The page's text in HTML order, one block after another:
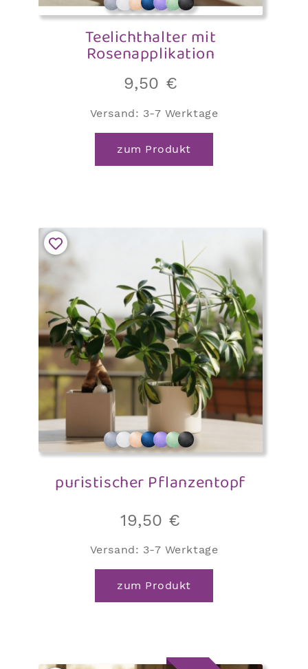
Teelichthalter mit
Rosenapplikation
9,50 €
Versand: 3-7 Werktage
zum Produkt
puristischer Pflanzentopf
19,50 €
Versand: 3-7 Werktage
zum Produkt